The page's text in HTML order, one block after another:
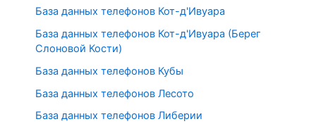
База данных телефонов Кот-д'Ивуара
База данных телефонов Кот-д'Ивуара (Берег
Слоновой Кости)
База данных телефонов Кубы
База данных телефонов Лесото
База данных телефонов Либерии